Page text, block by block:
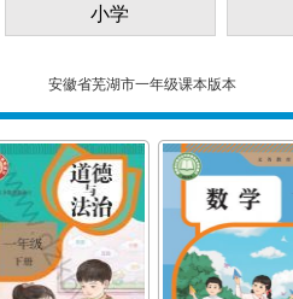
小学
安徽省芜湖市一年级课本版本